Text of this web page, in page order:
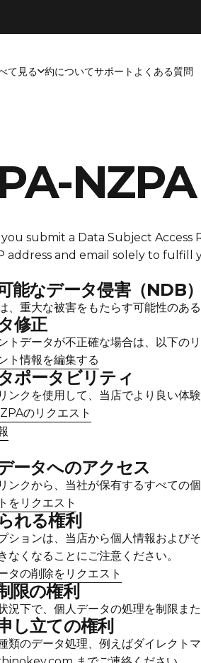
て見る 約についてサポート よくある質問
NZPA
submit a Data Subject Access
address and email solely to fulfill
能なデータ侵害（NDB
、重大な被害をもたらす可能性のあ
修正
トデータが不正確な場合は、以下の
ト情報を編集する
ポータビリティ
ンクを使用して、当店でより良い体
のリクエスト
ータへのアクセス
ンクから、当社が保有するすべての
をリクエスト
れる権利
ションは、当店から個人情報および
なくなることにご注意ください。
タの削除をリクエスト
限の権利
況下で、個人データの処理を制限ま
し立ての権利
類のデータ処理、例えばダイレクト